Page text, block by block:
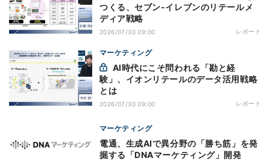
つくる、セブン-イレブンのリテールメ
ディア戦略
2026/07/30 09:00 レポート
マーケティング
験」、イオンリテールのデータ活用戦略
とは
2026/07/30 09:00 レポート
マーケティング
電通、生成AIで異分野の「勝ち筋」を発
掘する「DNAマーケティング」開発